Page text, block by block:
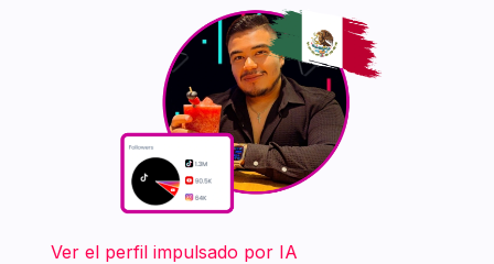
‍ ‍ ‍ ‍ ‍ ‍ ‍ Ver el perfil impulsado por IA